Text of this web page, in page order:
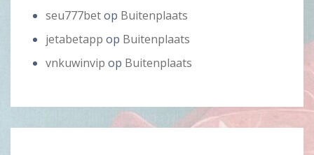
seu777betop Buitenplaats
jetabetapp op Buitenplaats
vnkuwinvip op Buitenplaats